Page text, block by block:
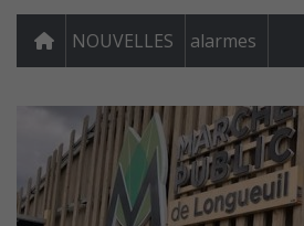
NOUVELLES alarmes